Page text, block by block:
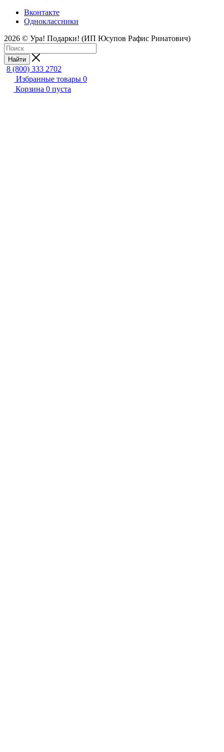
Вконтакте
Одноклассники
2026 © Ура! Подарки! (ИП Юсупов Рафис Ринатович)
Найти
8 (800) 333 2702
Избранные товары 0
Корзина 0 пуста